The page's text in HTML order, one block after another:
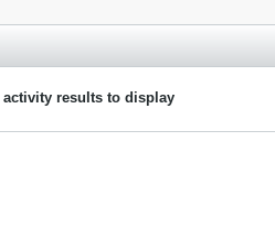
activity results to display